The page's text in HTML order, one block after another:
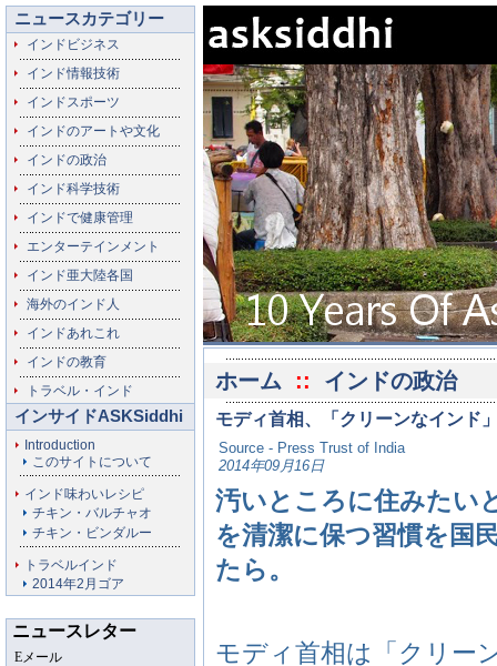
ニュースカテゴリー
インドビジネス
インド情報技術
インドスポーツ
インドのアートや文化
インドの政治
インド科学技術
インドで健康管理
エンターテインメント
インド亜大陸各国
海外のインド人
インドあれこれ
インドの教育
トラベル・インド
インサイドASKSiddhi
Introduction
このサイトについて
インド味わいレシピ
チキン・バルチャオ
チキン・ビンダルー
トラベルインド
2014年2月ゴア
ニュースレター
Eメール
ホーム :: インドの政治
モディ首相、「クリーンなインド
Source - Press Trust of India
2014年09月16日
汚いところに住みたい
を清潔に保つ習慣を国
たら。
モディ首相は「クリー